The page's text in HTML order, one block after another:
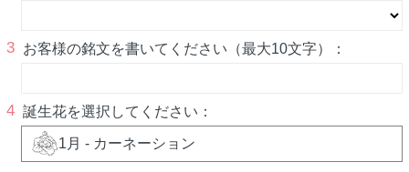
3 お客様の銘文を書いてください（最大10文字）：
4 誕生花を選択してください：
1月 - カーネーション